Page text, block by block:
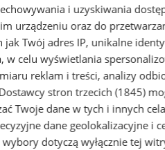
pedagodzy i
i uzyskiwania
urządzeniu oraz do
jak Twój adres IP, unikalne
w celu wyświetlania
reklam i treści, analizy
stron trzecich (1845)
Twoje dane w tych i innych
dane geolokalizacyjne i
dotyczą wyłącznie tej